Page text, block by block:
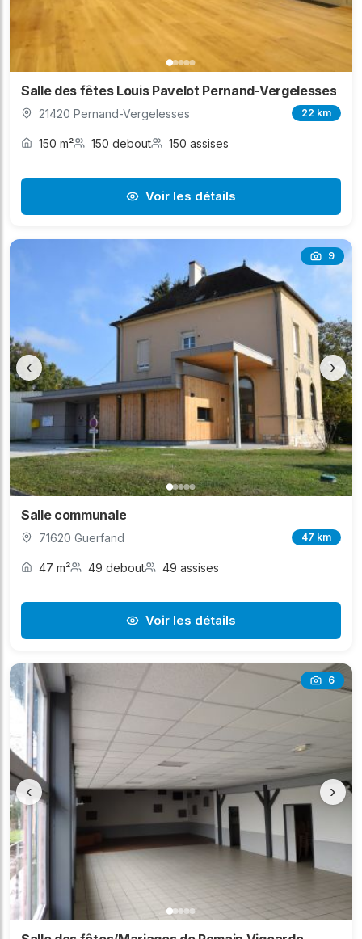
Salle des fêtes Louis Pavelot Pernand-Vergelesses
21420 Pernand-Vergelesses 22 km
150 m² 150 debout 150 assises
Voir les détails
9
‹ ›
Salle communale
71620 Guerfand 47 km
47 m² 49 debout 49 assises
Voir les détails
6
‹ ›